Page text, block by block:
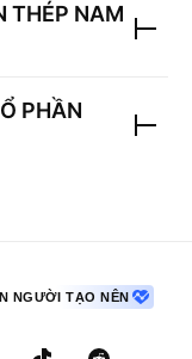
THÉP NAM
PHẦN
NGƯỜI TẠO NÊN